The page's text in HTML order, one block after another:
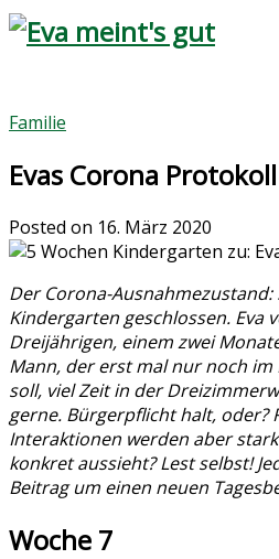
Familie
Evas Corona Protokoll
Posted on 16. März 2020
Der Corona-
Kindergarten geschlossen. Eva
Dreijährigen, einem zwei
Mann, der erst mal nur noch
soll, viel Zeit in der
gerne. Bürgerpflicht halt, oder?
Interaktionen werden aber
konkret aussieht? Lest selbst!
Beitrag um einen neuen
Woche 7